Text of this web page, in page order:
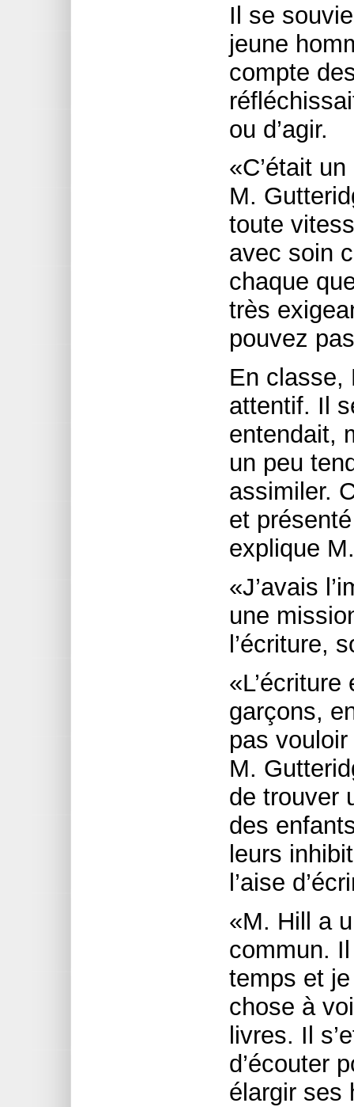
Il se
jeune
compte
ou d’agir.
«C’était
M.
toute
avec soin
chaque
très
pouvez
En classe,
attentif. Il
entendait,
un peu
assimiler.
et
explique
«J’avais
une
l’écriture,
garçons,
pas
M.
de trouver
des
leurs
l’aise
«M. Hill a
commun.
temps et
chose à
livres. Il
d’écouter
élargir ses